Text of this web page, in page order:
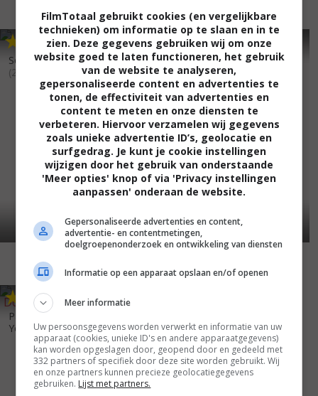
Sex Files: Sexually Bewitched
(2000)
5,0
Sinful Obsession (1999)
,8
Passion and Romance: Double
Your Pleasur... (1997)
FilmTotaal gebruikt cookies (en vergelijkbare
technieken) om informatie op te slaan en in te
zien. Deze gegevens gebruiken wij om onze
website goed te laten functioneren, het gebruik
van de website te analyseren,
gepersonaliseerde content en advertenties te
tonen, de effectiviteit van advertenties en
content te meten en onze diensten te
verbeteren. Hiervoor verzamelen wij gegevens
zoals unieke advertentie ID’s, geolocatie en
surfgedrag. Je kunt je cookie instellingen
wijzigen door het gebruik van onderstaande
'Meer opties' knop of via 'Privacy instellingen
aanpassen' onderaan de website.
Gepersonaliseerde advertenties en content,
advertentie- en contentmetingen,
doelgroepenonderzoek en ontwikkeling van diensten
Informatie op een apparaat opslaan en/of openen
Meer informatie
Uw persoonsgegevens worden verwerkt en informatie van uw
apparaat (cookies, unieke ID's en andere apparaatgegevens)
kan worden opgeslagen door, geopend door en gedeeld met
332 partners of specifiek door deze site worden gebruikt. Wij
en onze partners kunnen precieze geolocatiegegevens
gebruiken. Lijst met partners.